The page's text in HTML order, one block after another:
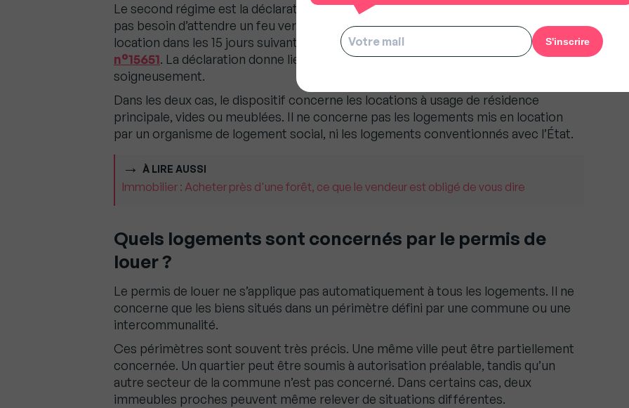
Le second régime est la déclaration de mise en location, ou DML. Ici, le bailleur n’a
pas besoin d’attendre un feu vert avant de louer. Il doit en revanche déclarer la
location dans les 15 jours suivant la conclusion du contrat de location, via le
CERFA
n°15651. La déclaration donne lieu à la délivrance d’un récépissé, à conserver
soigneusement.
Dans les deux cas, le dispositif concerne les locations à usage de résidence
principale, vides ou meublées. Il ne concerne pas les logements mis en location
par un organisme de logement social, ni les logements conventionnés avec l’État.
À LIRE AUSSI
Immobilier : Acheter près d'une forêt, ce que le vendeur est obligé de vous dire
Quels logements sont concernés par le permis de
louer ?
Le permis de louer ne s’applique pas automatiquement à tous les logements. Il ne
concerne que les biens situés dans un périmètre défini par une commune ou une
intercommunalité.
Ces périmètres sont souvent très précis. Une même ville peut être partiellement
concernée. Un quartier peut être soumis à autorisation préalable, tandis qu’un
autre secteur de la commune n’est pas concerné. Dans certains cas, deux
immeubles proches peuvent même relever de situations différentes.